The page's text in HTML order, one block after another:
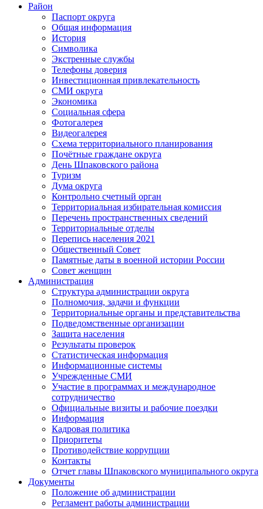
Район
Паспорт округа
Общая информация
История
Символика
Экстренные службы
Телефоны доверия
Инвестиционная привлекательность
СМИ округа
Экономика
Социальная сфера
Фотогалерея
Видеогалерея
Схема территориального планирования
Почётные граждане округа
День Шпаковского района
Туризм
Дума округа
Контрольно счетный орган
Территориальная избирательная комиссия
Перечень пространственных сведений
Территориальные отделы
Перепись населения 2021
Общественный Совет
Памятные даты в военной истории России
Совет женщин
Администрация
Структура администрации округа
Полномочия, задачи и функции
Территориальные органы и представительства
Подведомственные организации
Защита населения
Результаты проверок
Статистическая информация
Информационные системы
Учрежденные СМИ
Участие в программах и международное
сотрудничество
Официальные визиты и рабочие поездки
Информация
Кадровая политика
Приоритеты
Противодействие коррупции
Контакты
Отчет главы Шпаковского муниципального округа
Документы
Положение об администрации
Регламент работы администрации